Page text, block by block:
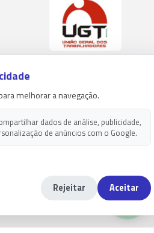
melhorar a navegação.
dados de análise, publicidade,
de anúncios com o Google.
Rejeitar Aceitar